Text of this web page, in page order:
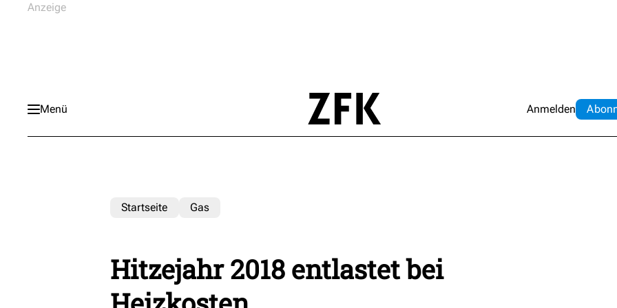
Menü Anmelden Abo
Startseite Gas
Hitzejahr 2018 entlastet bei